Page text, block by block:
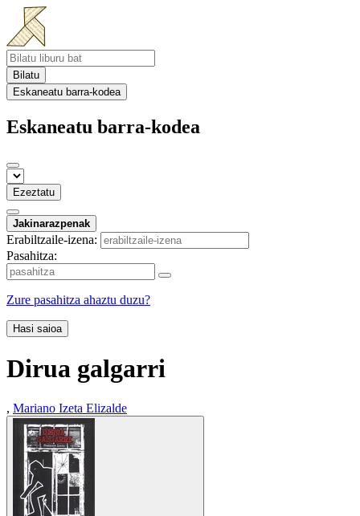
Bilatu
Eskaneatu barra-kodea
Eskaneatu barra-kodea
Ezeztatu
Jakinarazpenak
Erabiltzaile-izena:
Pasahitza:
Zure pasahitza ahaztu duzu?
Hasi saioa
Dirua galgarri
, Mariano Izeta Elizalde